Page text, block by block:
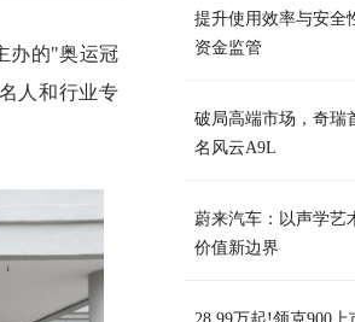
办的"奥运冠
人和行业专
提升使用效率与安全
资金监管
破局高端市场，奇瑞
名风云A9L
蔚来汽车：以声学艺
价值新边界